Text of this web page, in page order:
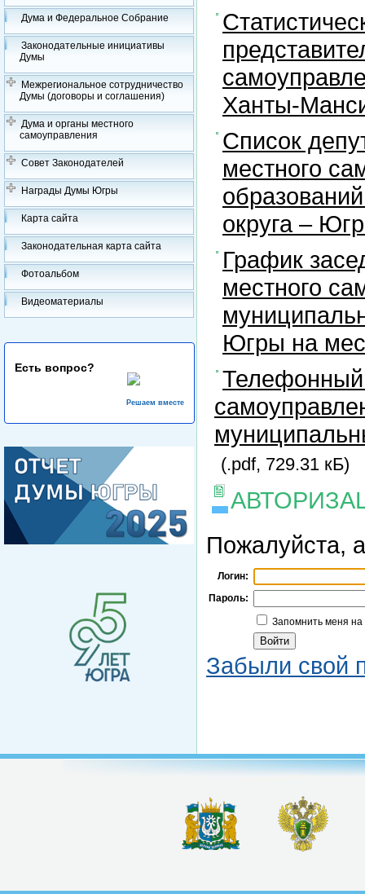
Дума и Федеральное Собрание
Законодательные инициативы
Думы
Межрегиональное сотрудничество
Думы (договоры и соглашения)
Дума и органы местного
самоуправления
Совет Законодателей
Награды Думы Югры
Карта сайта
Законодательная карта сайта
Фотоальбом
Видеоматериалы
Есть вопрос?
Решаем вместе
Ханты-
Список
местного
округа –
График
местного
Югры на
Телефонный
(.pdf, 729.31 кБ)
Пожалуйста,
Логин:
Пароль:
Запомнить меня
Забыли свой